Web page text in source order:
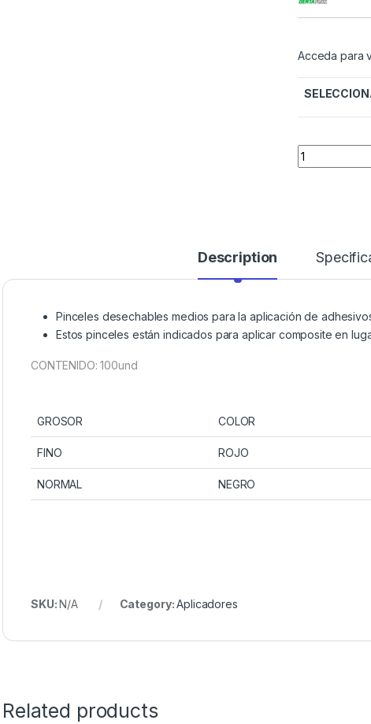
Acceda para
Quantity
Description
Pinceles desechables medios para la aplicación de
Estos pinceles están indicados para aplicar composite en
CONTENIDO: 100und
GROSOR COLOR
FINO ROJO
NORMAL NEGRO
SKU:N/A Category:Aplicadores
Related products